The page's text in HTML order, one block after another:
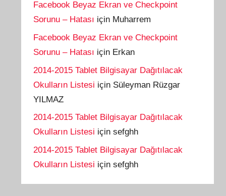
Facebook Beyaz Ekran ve Checkpoint
Sorunu – Hatası için Muharrem
Facebook Beyaz Ekran ve Checkpoint
Sorunu – Hatası için Erkan
2014-2015 Tablet Bilgisayar Dağıtılacak
Okulların Listesi için Süleyman Rüzgar
YILMAZ
2014-2015 Tablet Bilgisayar Dağıtılacak
Okulların Listesi içinsefghh
2014-2015 Tablet Bilgisayar Dağıtılacak
Okulların Listesi içinsefghh